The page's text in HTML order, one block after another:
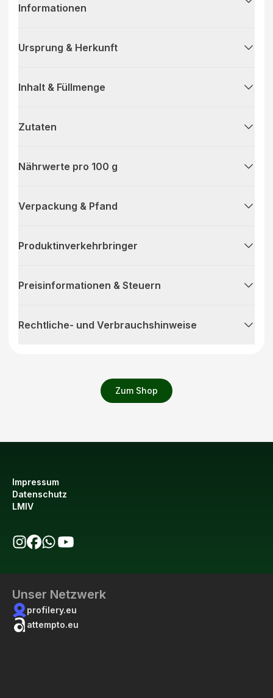
Zum Shop
Informationen
Ursprung & Herkunft
Inhalt & Füllmenge
Zutaten
Nährwerte pro 100 g
Verpackung & Pfand
Produktinverkehrbringer
Preisinformationen & Steuern
Rechtliche- und Verbrauchshinweise
Impressum
Datenschutz
LMIV
Unser Netzwerk
profilery.eu
attempto.eu